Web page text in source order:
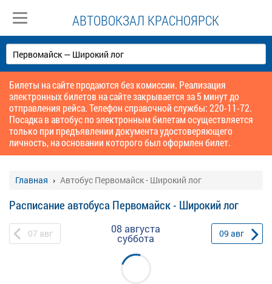
АВТОВОКЗАЛ КРАСНОЯРСК
Билеты на сайте продаются без комиссии. Реализация
электронных билетов на сайте закрывается за 5 минут до
отправления рейса. Телефон справочной службы: 220-11-72.
Посадка в автобус по электронным билетам осуществляется
только при предъявлении документа удостоверяющего
личность, на основании которого был оформлен билет.
Главная Автобус Первомайск - Широкий лог
Расписание автобуса Первомайск - Широкий лог
07 авг 08 августа
суббота 09 авг